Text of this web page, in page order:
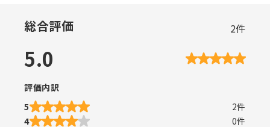
総合評価 2件
5.0
評価内訳
5
2件
4
0件